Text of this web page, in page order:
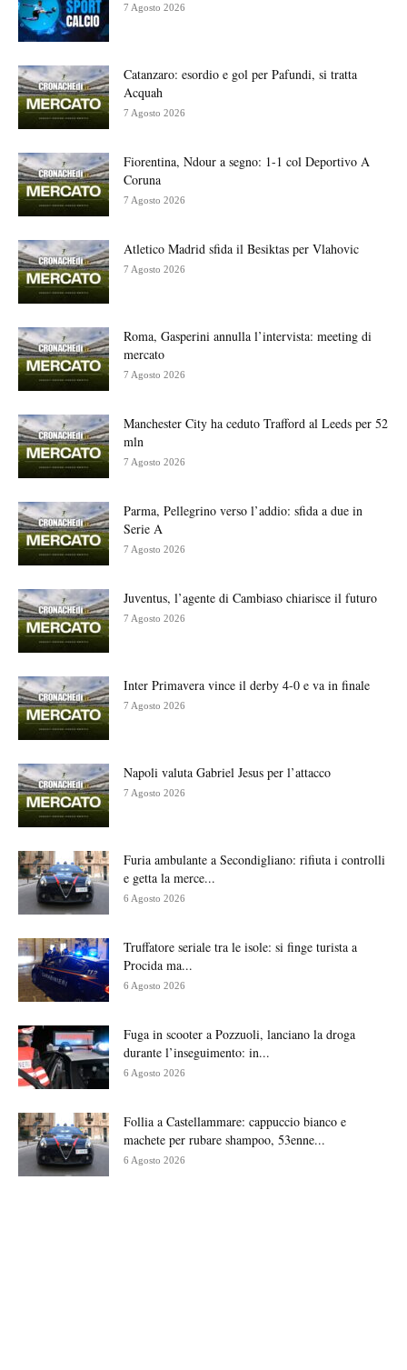
7 Agosto 2026
Catanzaro: esordio e gol per Pafundi, si tratta
Acquah
7 Agosto 2026
Fiorentina, Ndour a segno: 1-1 col Deportivo A
Coruna
7 Agosto 2026
Atletico Madrid sfida il Besiktas per Vlahovic
7 Agosto 2026
Roma, Gasperini annulla l’intervista: meeting di
mercato
7 Agosto 2026
Manchester City ha ceduto Trafford al Leeds per 52
mln
7 Agosto 2026
Parma, Pellegrino verso l’addio: sfida a due in
Serie A
7 Agosto 2026
Juventus, l’agente di Cambiaso chiarisce il futuro
7 Agosto 2026
Inter Primavera vince il derby 4-0 e va in finale
7 Agosto 2026
Napoli valuta Gabriel Jesus per l’attacco
7 Agosto 2026
Furia ambulante a Secondigliano: rifiuta i controlli
e getta la merce...
6 Agosto 2026
Truffatore seriale tra le isole: si finge turista a
Procida ma...
6 Agosto 2026
Fuga in scooter a Pozzuoli, lanciano la droga
durante l’inseguimento: in...
6 Agosto 2026
Follia a Castellammare: cappuccio bianco e
machete per rubare shampoo, 53enne...
6 Agosto 2026